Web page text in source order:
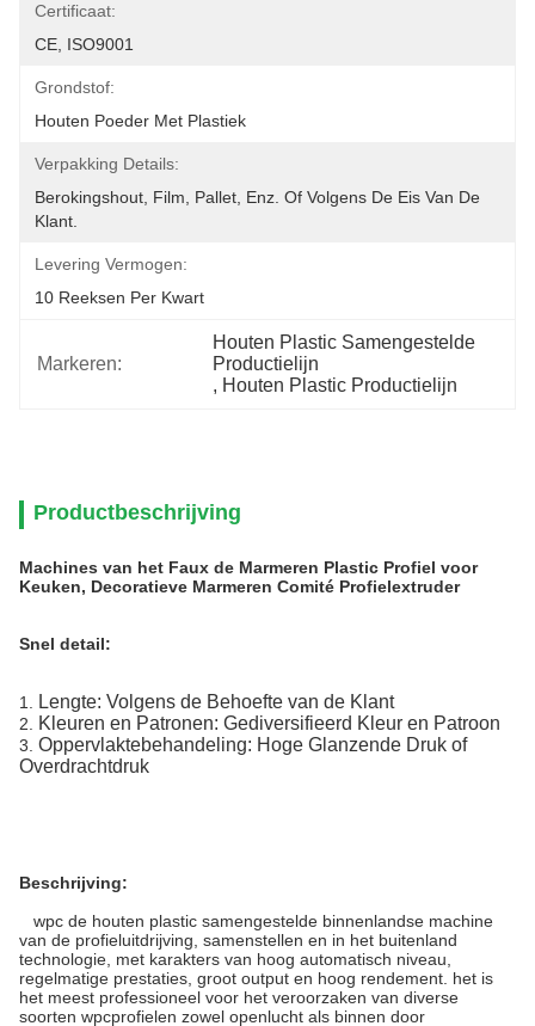
Certificaat:
CE, ISO9001
Grondstof:
Houten Poeder Met Plastiek
Verpakking Details:
Berokingshout, Film, Pallet, Enz. Of Volgens De Eis Van De
Klant.
Levering Vermogen:
10 Reeksen Per Kwart
Markeren:
Houten Plastic Samengestelde
Productielijn
, Houten Plastic Productielijn
Productbeschrijving
Machines van het Faux de Marmeren Plastic Profiel voor
Keuken, Decoratieve Marmeren Comité Profielextruder
Snel detail:
1. Lengte: Volgens de Behoefte van de Klant
2. Kleuren en Patronen: Gediversifieerd Kleur en Patroon
3. Oppervlaktebehandeling: Hoge Glanzende Druk of
Overdrachtdruk
Beschrijving:
wpc de houten plastic samengestelde binnenlandse machine
van de profieluitdrijving, samenstellen en in het buitenland
technologie, met karakters van hoog automatisch niveau,
regelmatige prestaties, groot output en hoog rendement. het is
het meest professioneel voor het veroorzaken van diverse
soorten wpcprofielen zowel openlucht als binnen door